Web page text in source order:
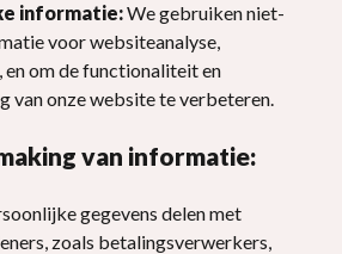
informatie:We gebruiken niet-
voor websiteanalyse,
om de functionaliteit en
van onze website te verbeteren.
van informatie:
gegevens delen met
zoals betalingsverwerkers,